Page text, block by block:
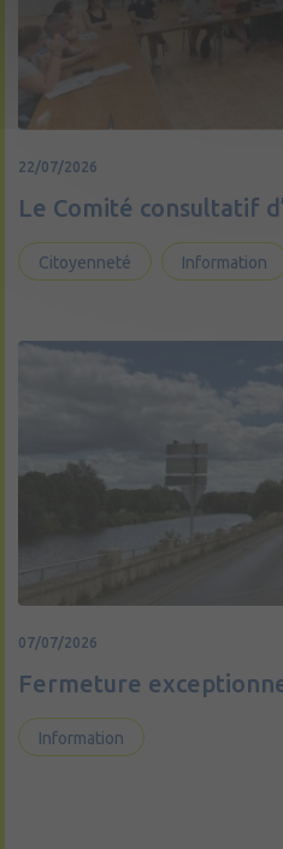
22/07/2026
Le Comité consultatif
Citoyenneté Information
07/07/2026
Fermeture
Information